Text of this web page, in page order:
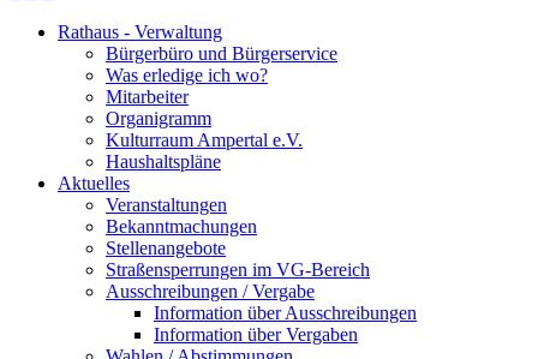
Rathaus - Verwaltung
Bürgerbüro und Bürgerservice
Was erledige ich wo?
Mitarbeiter
Organigramm
Kulturraum Ampertal e.V.
Haushaltspläne
Aktuelles
Veranstaltungen
Bekanntmachungen
Stellenangebote
Straßensperrungen im VG-Bereich
Ausschreibungen / Vergabe
Information über Ausschreibungen
Information über Vergaben